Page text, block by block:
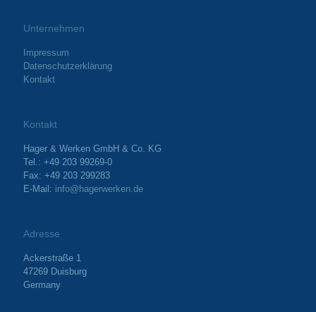
Unternehmen
Impressum
Datenschutzerklärung
Kontakt
Kontakt
Hager & Werken GmbH & Co. KG
Tel.: +49 203 99269-0
Fax: +49 203 299283
E-Mail: info@hagerwerken.de
Adresse
Ackerstraße 1
47269 Duisburg
Germany